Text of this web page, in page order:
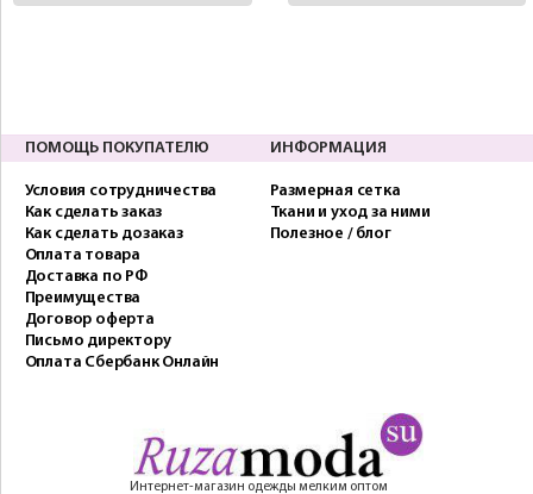
ПОМОЩЬ ПОКУПАТЕЛЮ
Условия сотрудничества
Как сделать заказ
Как сделать дозаказ
Оплата товара
Доставка по РФ
Преимущества
Договор оферта
Письмо директору
Оплата Сбербанк Онлайн
ИНФОРМАЦИЯ
Размерная сетка
Ткани и уход за ними
Полезное / блог
Интернет-магазин одежды мелким оптом